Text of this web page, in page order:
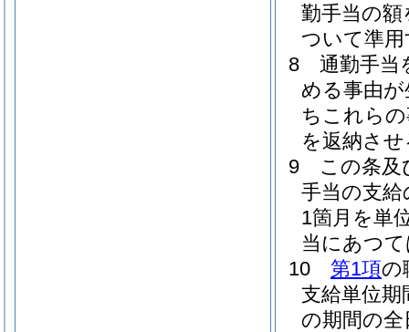
勤手当の
ついて準
8
通勤手当
める事由
ちこれら
を返納さ
9
この条及
手当の支
1箇月を単
当にあつ
10
第1項の
支給単位
の期間の